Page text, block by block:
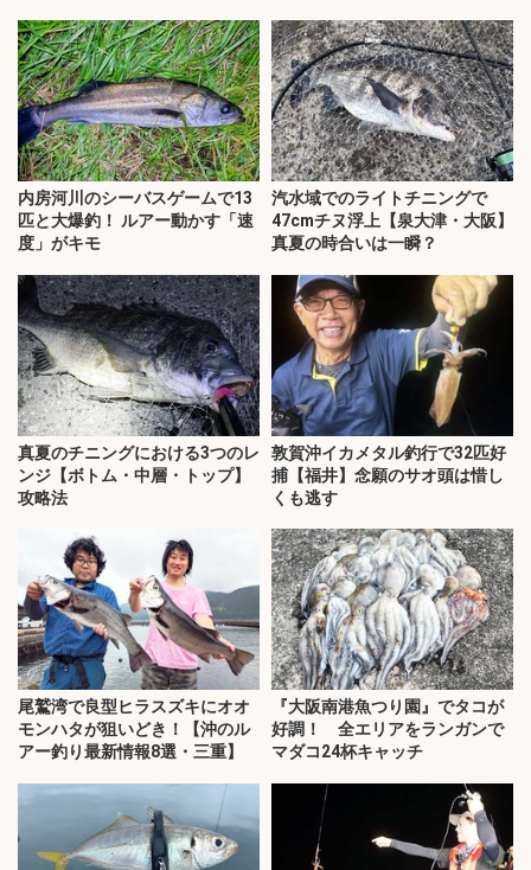
内房河川のシーバスゲームで13
匹と大爆釣！ ルアー動かす「速
度」がキモ
汽水域でのライトチニングで
47cmチヌ浮上【泉大津・大阪】
真夏の時合いは一瞬？
真夏のチニングにおける3つのレ
ンジ【ボトム・中層・トップ】
攻略法
敦賀沖イカメタル釣行で32匹好
捕【福井】念願のサオ頭は惜し
くも逃す
尾鷲湾で良型ヒラスズキにオオ
モンハタが狙いどき！【沖のル
アー釣り最新情報8選・三重】
『大阪南港魚つり園』でタコが
好調！ 全エリアをランガンで
マダコ24杯キャッチ